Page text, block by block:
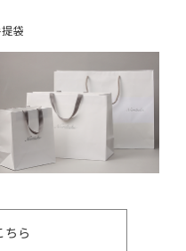
袋
ちら